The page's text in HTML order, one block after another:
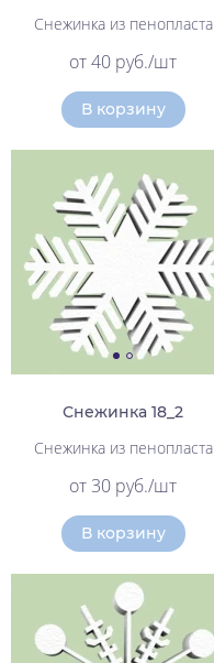
Снежинка из пенопласта
от 40 руб./шт
В корзину
Снежинка 18_2
Снежинка из пенопласта
от 30 руб./шт
В корзину